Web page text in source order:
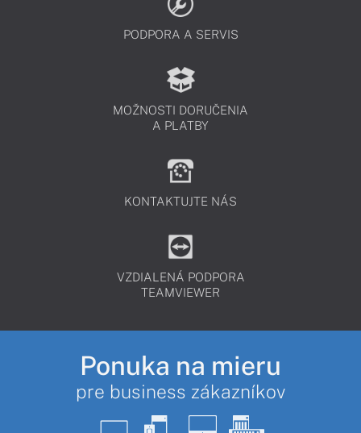
PODPORA A SERVIS
MOŽNOSTI DORUČENIA
A PLATBY
KONTAKTUJTE NÁS
VZDIALENÁ PODPORA
TEAMVIEWER
Ponuka na mieru
pre business zákazníkov